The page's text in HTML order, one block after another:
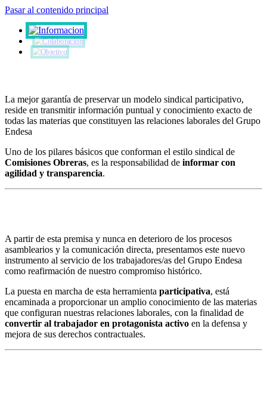
Pasar al contenido principal
La mejor garantía de preservar un modelo sindical participativo,
reside en transmitir información puntual y conocimiento exacto de
todas las materias que constituyen las relaciones laborales del Grupo
Endesa
Uno de los pilares básicos que conforman el estilo sindical de
Comisiones Obreras, es la responsabilidad de informar con
agilidad y transparencia.
A partir de esta premisa y nunca en deterioro de los procesos
asamblearios y la comunicación directa, presentamos este nuevo
instrumento al servicio de los trabajadores/as del Grupo Endesa
como reafirmación de nuestro compromiso histórico.
La puesta en marcha de esta herramienta participativa, está
encaminada a proporcionar un amplio conocimiento de las materias
que configuran nuestras relaciones laborales, con la finalidad de
convertir al trabajador en protagonista activo en la defensa y
mejora de sus derechos contractuales.